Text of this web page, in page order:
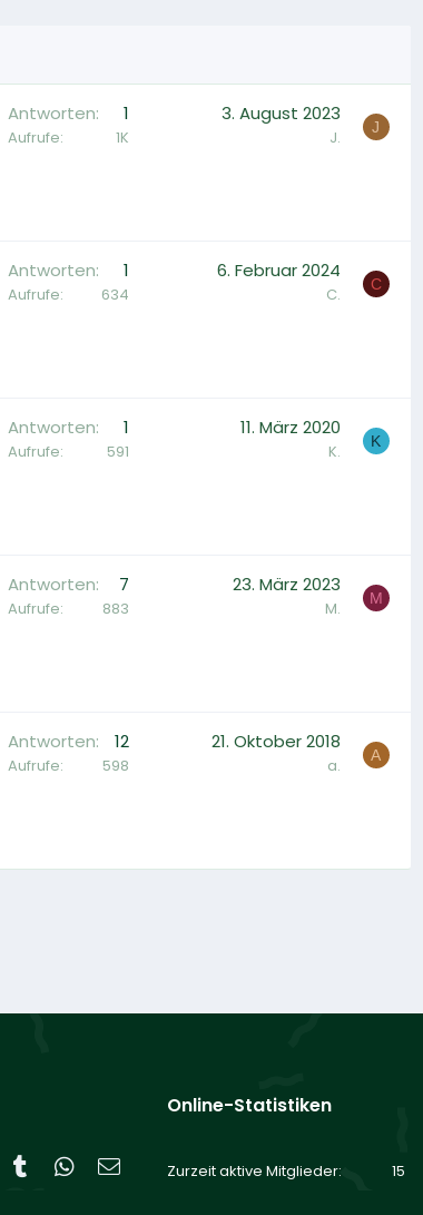
Antworten 1
Aufrufe 1K
3. August 2023
J. J
Antworten 1
Aufrufe 634
6. Februar 2024
C. C
Antworten 1
Aufrufe 591
11. März 2020
K. K
Antworten 7
Aufrufe 883
23. März 2023
M. M
Antworten 12
Aufrufe 598
21. Oktober 2018
a. A
Pinterest
Tumblr WhatsApp
E-Mail
Online-Statistiken
Zurzeit aktive Mitglieder 15